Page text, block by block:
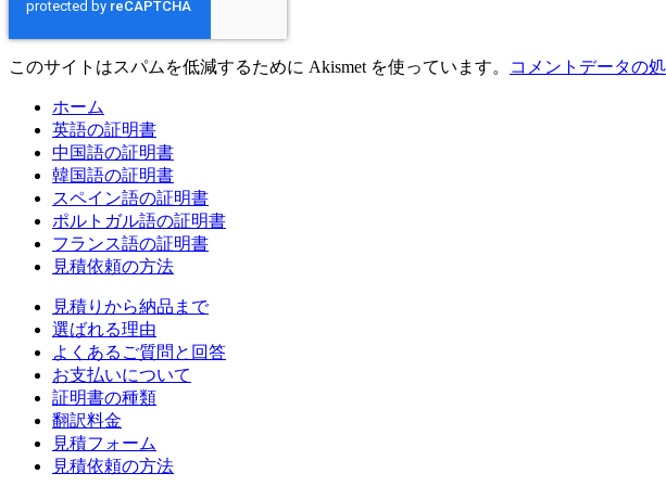
このサイトはスパムを低減するために Akismet を使っています。 コメントデータの
ホーム
英語の証明書
中国語の証明書
韓国語の証明書
スペイン語の証明書
ポルトガル語の証明書
フランス語の証明書
見積依頼の方法
見積りから納品まで
選ばれる理由
よくあるご質問と回答
お支払いについて
証明書の種類
翻訳料金
見積フォーム
見積依頼の方法